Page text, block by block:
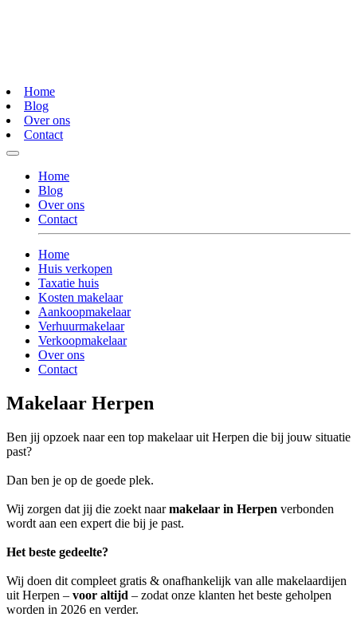
Home
Blog
Over ons
Contact
Home
Blog
Over ons
Contact
Home
Huis verkopen
Taxatie huis
Kosten makelaar
Aankoopmakelaar
Verhuurmakelaar
Verkoopmakelaar
Over ons
Contact
Makelaar Herpen
Ben jij opzoek naar een top makelaar uit Herpen die bij jouw situatie
past?
Dan ben je op de goede plek.
Wij zorgen dat jij die zoekt naarmakelaar in Herpen verbonden
wordt aan een expert die bij je past.
Het beste gedeelte?
Wij doen dit compleet gratis & onafhankelijk van alle makelaardijen
uit Herpen – voor altijd – zodat onze klanten het beste geholpen
worden in 2026 en verder.